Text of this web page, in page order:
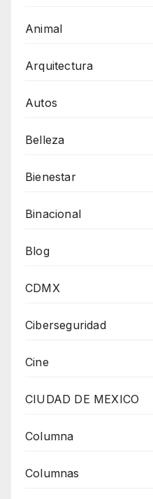
Animal
Arquitectura
Autos
Belleza
Bienestar
Binacional
Blog
CDMX
Ciberseguridad
Cine
CIUDAD DE MEXICO
Columna
Columnas